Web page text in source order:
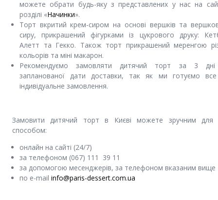
можете обрати будь-яку з представлених у нас на
розділі «Начинки».
Торт вкритий крем-сиром на основі вершків та
сиру, прикрашений фігурками із цукрового друку:
Алетт та Гекко. Також торт прикрашений меренгою
кольорів та міні макарон.
Рекомендуємо замовляти дитячий торт за 3
запланованої дати доставки, так як ми готуємо все
індивідуальне замовлення.
Замовити дитячий торт в Києві можете зручним для
способом:
онлайн на сайті (24/7)
за телефоном (067) 111 39 11
за допомогою месенджерів, за телефоном вказаним вище
по e-mail info@paris-dessert.com.ua